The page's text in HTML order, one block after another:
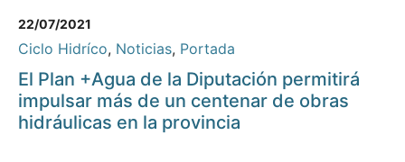
22/07/2021
Ciclo Hidríco, Noticias, Portada
El Plan +Agua de la Diputación permitirá
impulsar más de un centenar de obras
hidráulicas en la provincia